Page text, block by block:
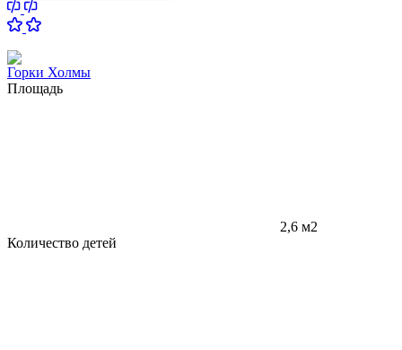
Горки Холмы
Площадь
2,6 м2
Количество детей